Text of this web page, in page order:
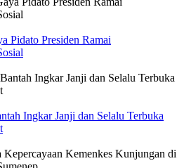
Pidato Presiden Ramai
Ingkar Janji dan Selalu Terbuka